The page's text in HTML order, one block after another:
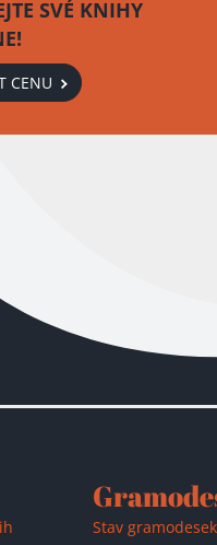
SVÉ KNIHY
CENU
do
Stav gramodesek